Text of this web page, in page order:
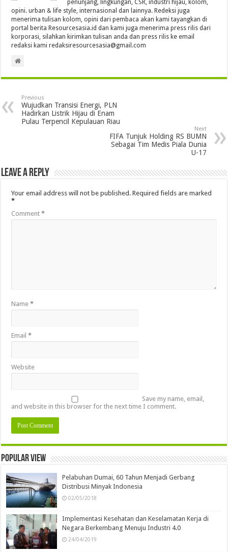
penunjang, lingkungan, CSR, industri hijau, kolom,
opini. urban & life style, internasional dan lainnya. Redeksi juga
menerima tulisan kolom, opini dari pembaca akan kami tayangkan di
portal berita Resourcesasia.id dan kami juga menerima press rilis dari
korporasi, silahkan kirimkan tulisan anda dan press rilis ke email
redaksi kami redaksiresourcesasia@gmail.com
Previous
Wujudkan Transisi Energi, PLN
Hadirkan Listrik Hijau di Enam
Pulau Terpencil Kepulauan Riau
Next
FIFA Tunjuk Holding RS BUMN
Sebagai Tim Medis Piala Dunia
U-17
Leave a Reply
Your email address will not be published. Required fields are marked
*
Comment*
Name*
Email*
Website
Save my name, email,
and website in this browser for the next time I comment.
Popular view
Pelabuhan Dumai, 60 Tahun Menjadi Gerbang
Distribusi Minyak Indonesia
02/05/2018
Implementasi Kesehatan dan Keselamatan Kerja di
Negara Berkembang Menuju Industri 4.0
24/04/2019